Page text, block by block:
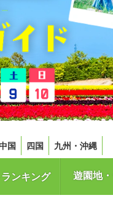
国 四国 九州・沖縄
ンキング 遊園地